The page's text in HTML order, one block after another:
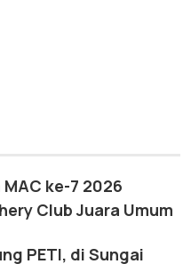
ke-7 2026
Club Juara Umum
PETI, di Sungai